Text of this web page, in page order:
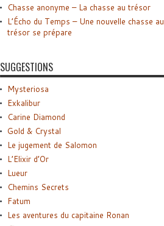
Chasse anonyme – La chasse au trésor
L’Écho du Temps – Une nouvelle chasse au
trésor se prépare
SUGGESTIONS
Mysteriosa
Exkalibur
Carine Diamond
Gold & Crystal
Le jugement de Salomon
L’Elixir d’Or
Lueur
Chemins Secrets
Fatum
Les aventures du capitaine Ronan